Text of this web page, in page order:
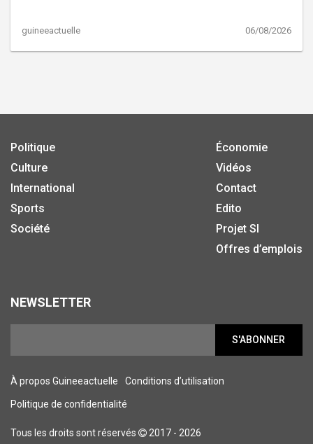
guineeactuelle 06/08/2026
Politique
Culture
International
Sports
Société
Économie
Vidéos
Contact
Edito
Projet SI
Offres d’emplois
NEWSLETTER
S'ABONNER
À propos Guineeactuelle Conditions d’utilisation
Politique de confidentialité
Tous les droits sont réservés 2017 - 2026